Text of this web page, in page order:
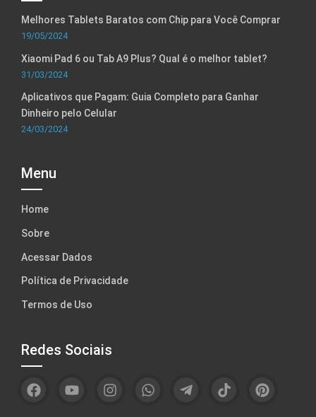
Melhores Tablets Baratos com Chip para Você Comprar
19/05/2024
Xiaomi Pad 6 ou Tab A9 Plus? Qual é o melhor tablet?
31/03/2024
Aplicativos que Pagam: Guia Completo para Ganhar
Dinheiro pelo Celular
24/03/2024
Menu
Home
Sobre
Acessar Dados
Política de Privacidade
Termos de Uso
Redes Sociais